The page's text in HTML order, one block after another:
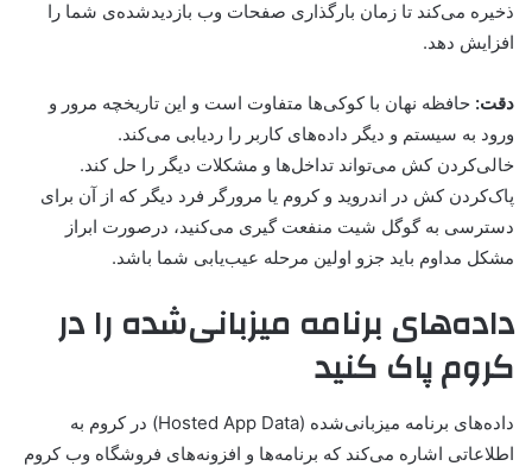
ذخیره می‌کند تا زمان بارگذاری صفحات وب بازدیدشده‌ی شما را
افزایش دهد.
دقت: حافظه نهان با کوکی‌ها متفاوت است و این تاریخچه مرور و
ورود به سیستم و دیگر داده‌های کاربر را ردیابی می‌کند.
خالی‌کردن کش می‌تواند تداخل‌ها و مشکلات دیگر را حل کند.
پاک‌کردن کش در اندروید و کروم یا مرورگر فرد دیگر که از آن برای
دسترسی به گوگل شیت منفعت گیری می‌کنید، درصورت ابراز
مشکل مداوم باید جزو اولین مرحله عیب‌یابی شما باشد.
داده‌های برنامه میزبانی‌شده را در
کروم پاک کنید
داده‌های برنامه میزبانی‌شده (Hosted App Data) در کروم به
اطلاعاتی اشاره می‌کند که برنامه‌ها و افزونه‌های فروشگاه وب کروم